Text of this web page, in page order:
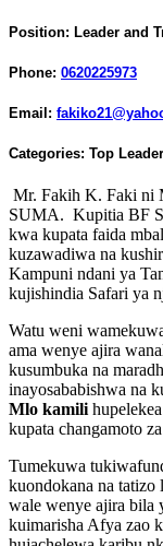
Position: Leader and
Phone: 0620225973
Email:
Categories: Top Leader
Mr. Fakih K. Faki ni
SUMA. Kupitia BF
kwa kupata faida
kuzawadiwa na
Kampuni ndani ya
kujishindia Safari ya
Watu weni
ama wenye ajira
kusumbuka na
inayosababishwa na
Mlo kamili
kupata changamoto
Tumekuwa
kuondokana na tatizo
wale wenye ajira bila
kuimarisha Afya zao